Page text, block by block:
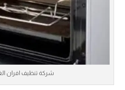
شركة تنظيف افران